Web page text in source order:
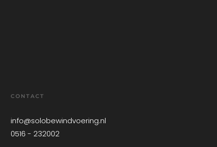
CONTACT
info@solobewindvoering.nl
0516 - 232002